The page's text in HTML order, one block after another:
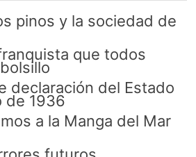
pinos y la sociedad de
que todos
declaración del Estado
de 1936
a la Manga del Mar